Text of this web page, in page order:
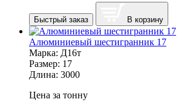
Быстрый заказ В корзину
Алюминиевый шестигранник 17
Марка: Д16т
Размер: 17
Длина: 3000
Цена за тонну